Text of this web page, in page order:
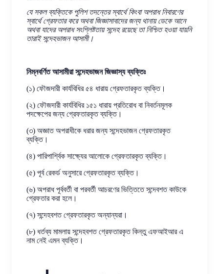
যে সকল ব্যক্তিকে পুলিশ তদন্তের স্বার্থে কিংবা অপরাধ নিবারণের
স্বার্থে গ্রেফতার করে অথবা জিজ্ঞাসাবাদের জন্য থানায় ডেকে আনে
অথবা যাদের অপরাধ সংশ্লিষ্টতায় সন্দেহ রয়েছে তা নিশ্চিত হওয়া যায়নি
তারাই সন্দেহভাজন আসামী।
নিম্নবর্ণিত আসামীরা সন্দেহভাজন জিজ্ঞাস্য ব্যক্তিঃ
(১) ফৌজদারী কার্যবিধির ৫৪ ধারায় গ্রেফতারকৃত ব্যক্তি।
(২) ফৌজদারী কার্যবিধির ১৫১ ধারায় প্রতিরোধ বা নিবর্তনমূলক
পদক্ষেপের জন্য গ্রেফতারকৃত ব্যক্তি।
(৩) অজ্ঞাত অপরাধীকে ধরার জন্য সন্দেহভাজন গ্রেফতারকৃত
ব্যক্তি।
(৪) পারিপার্শ্বিক সাক্ষ্যের আলোকে গ্রেফতারকৃত ব্যক্তি।
(৫) পূর্ব রেকর্ড অনুসারে গ্রেফতারকৃত ব্যক্তি।
(৬) অপরাধ পূর্ববর্তী বা পরবর্তী আচরণের ভিত্তিতে সন্দেবশত কাউকে
গ্রেফতার করা হলে।
(৭) সন্দেহবশত গ্রেফতারকৃত অন্যান্যরা।
(৮) ধর্তব্য মামলায় সন্দেহবশত গ্রেফতারকৃত কিন্তু এফআইআর এ
নাম নেই এমন ব্যক্তি।